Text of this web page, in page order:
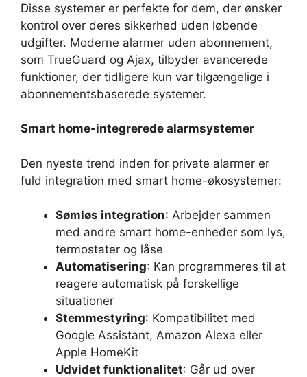
Disse systemer er perfekte for dem, der ønsker
kontrol over deres sikkerhed uden løbende
udgifter. Moderne alarmer uden abonnement,
som TrueGuard og Ajax, tilbyder avancerede
funktioner, der tidligere kun var tilgængelige i
abonnementsbaserede systemer.
Smart home-integrerede alarmsystemer
Den nyeste trend inden for private alarmer er
fuld integration med smart home-økosystemer:
Sømløs integration: Arbejder sammen
med andre smart home-enheder som lys,
termostater og låse
Automatisering: Kan programmeres til at
reagere automatisk på forskellige
situationer
Stemmestyring: Kompatibilitet med
Google Assistant, Amazon Alexa eller
Apple HomeKit
Udvidet funktionalitet: Går ud over